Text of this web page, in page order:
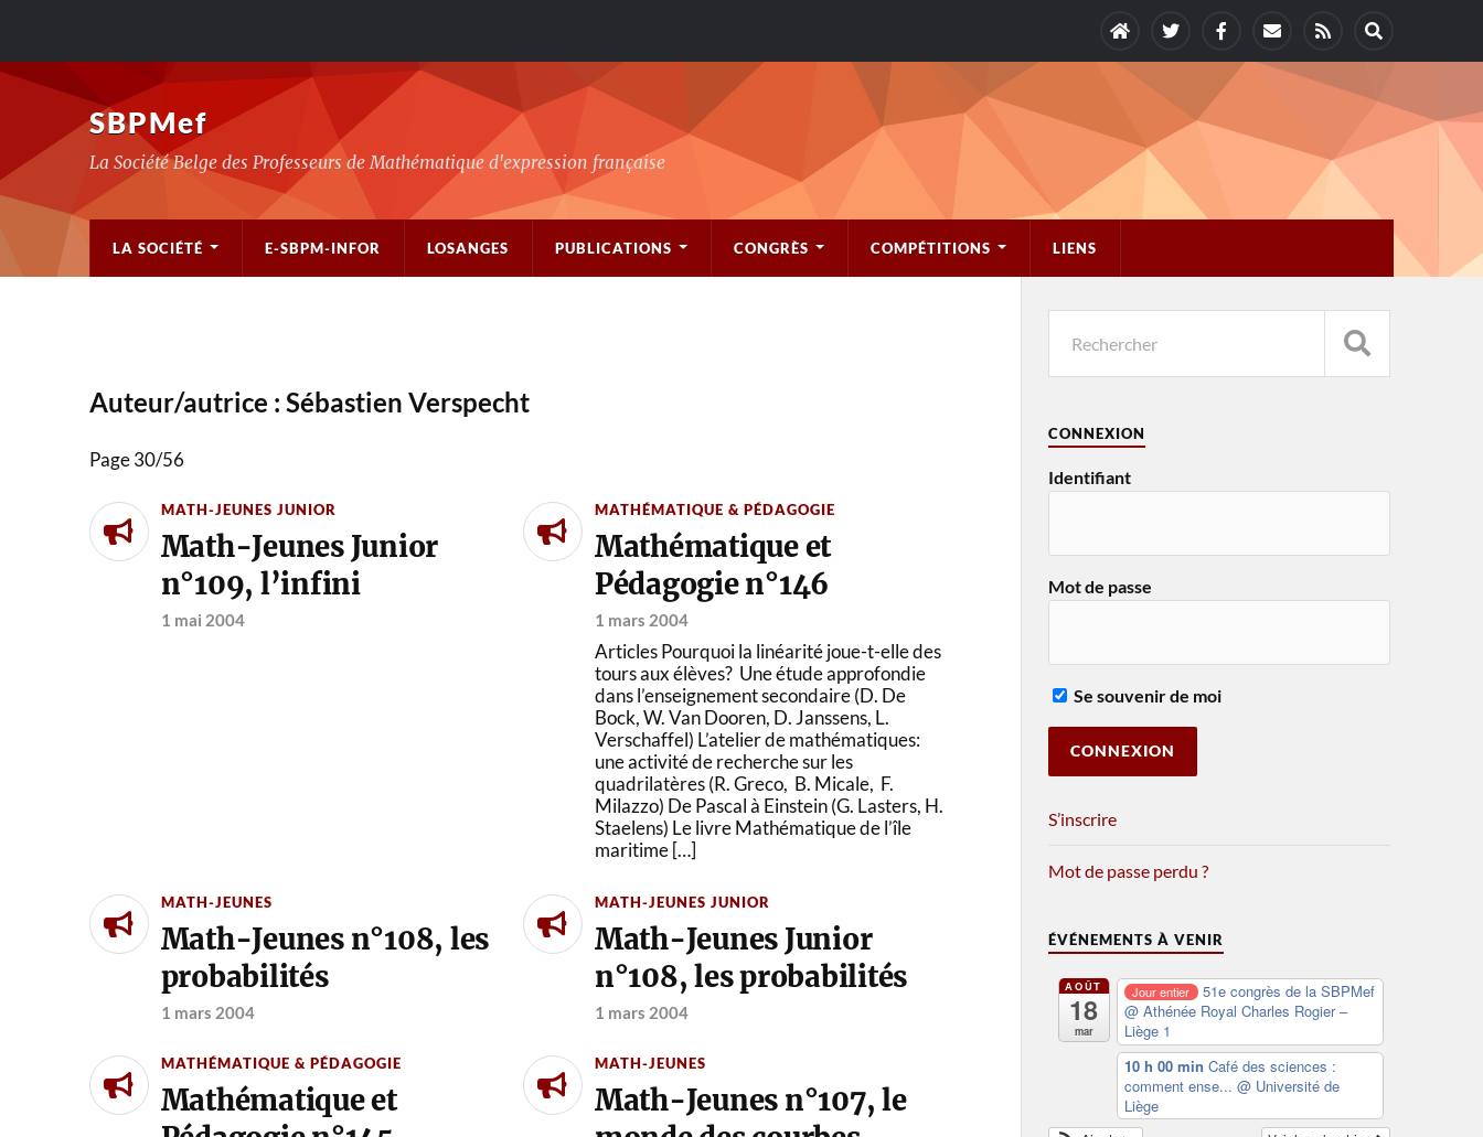
SBPMef
La Société Belge des Professeurs de Mathématique d'expression française
LA SOCIÉTÉ E-SBPM-INFOR LOSANGES PUBLICATIONS CONGRÈS COMPÉTITIONS LIENS
Auteur/autrice : Sébastien Verspecht
Page 30/56
MATH-JEUNES JUNIOR
Math-Jeunes Junior
n°109, l’infini
1 mai 2004
MATHÉMATIQUE & PÉDAGOGIE
Mathématique et
Pédagogie n°146
1 mars 2004
Articles Pourquoi la linéarité joue-t-elle des
tours aux élèves? Une étude approfondie
dans l’enseignement secondaire (D. De
Bock, W. Van Dooren, D. Janssens, L.
Verschaffel) L’atelier de mathématiques:
une activité de recherche sur les
quadrilatères (R. Greco, B. Micale, F.
Milazzo) De Pascal à Einstein (G. Lasters, H.
Staelens) Le livre Mathématique de l’île
maritime […]
MATH-JEUNES
Math-Jeunes n°108, les
probabilités
1 mars 2004
MATH-JEUNES JUNIOR
Math-Jeunes Junior
n°108, les probabilités
1 mars 2004
MATHÉMATIQUE & PÉDAGOGIE
Mathématique et
MATH-JEUNES
Math-Jeunes n°107, le
CONNEXION
Identifiant
Mot de passe
Se souvenir de moi
S’inscrire
Mot de passe perdu ?
ÉVÉNEMENTS À VENIR
AOÛT
18
mar
Jour entier
51e congrès de la SBPMef
@ Athénée Royal Charles Rogier –
Liège 1
10 h 00 min Café des sciences :
comment ense... @ Université de
Liège